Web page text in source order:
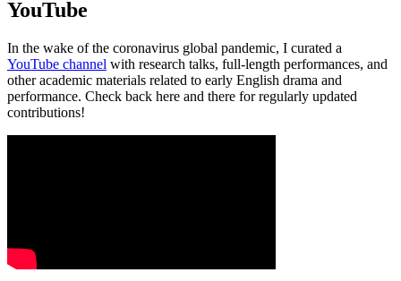
YouTube
In the wake of the coronavirus global pandemic, I curated a
YouTube channel with research talks, full-length performances, and
other academic materials related to early English drama and
performance. Check back here and there for regularly updated
contributions!